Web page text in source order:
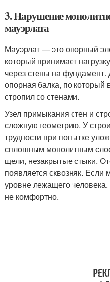
3. Нарушение
мауэрлата
Мауэрлат — это опорный
который принимает
через стены на фундамент.
опорная балка, по который
стропил со стенами.
Узел примыкания стен и
сложную геометрию. У
трудности при попытке
сплошным монолитным
щели, незакрытые стыки.
появляется сквозняк. Если
уровне лежащего
не комфортно.